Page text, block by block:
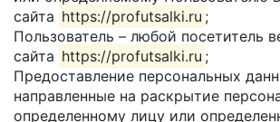
сайта https://profutsalki.ru ;
Пользователь – любой посетитель
сайта https://profutsalki.ru ;
Предоставление персональных
направленные на раскрытие
определенному лицу или